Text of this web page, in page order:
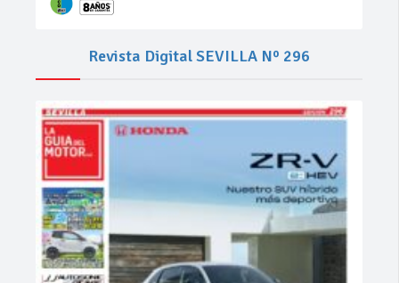
Revista Digital SEVILLA Nº 296